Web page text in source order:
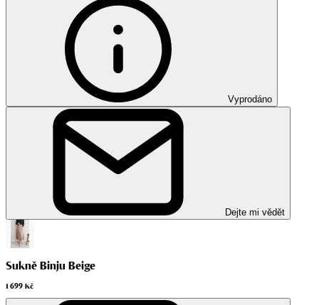
Vyprodáno
Dejte mi vědět
Sukně Binju Beige
1 699 Kč